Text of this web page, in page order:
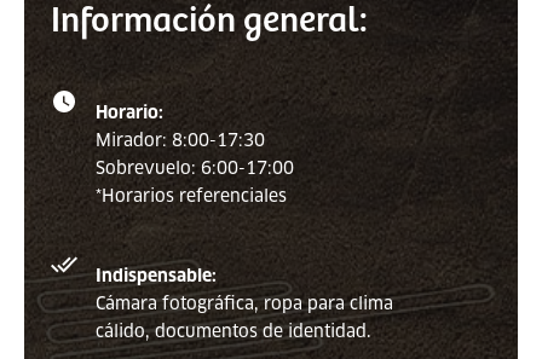
Información general:
Horario:
Mirador: 8:00-17:30
Sobrevuelo: 6:00-17:00
*Horarios referenciales
Indispensable:
Cámara fotográfica, ropa para clima
cálido, documentos de identidad.